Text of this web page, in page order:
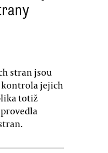
stran jsou
kontrola jejich
totiž